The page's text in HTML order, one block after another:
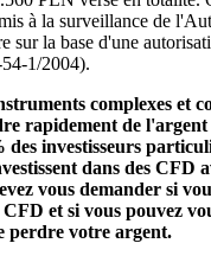
à la surveillance de
sur la base d'une
1/2004).
complexes et
rapidement de l'argent
des investisseurs
dans des CFD
vous demander si
et si vous pouvez
perdre votre argent.